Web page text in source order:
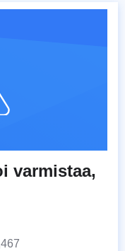
varmistaa,